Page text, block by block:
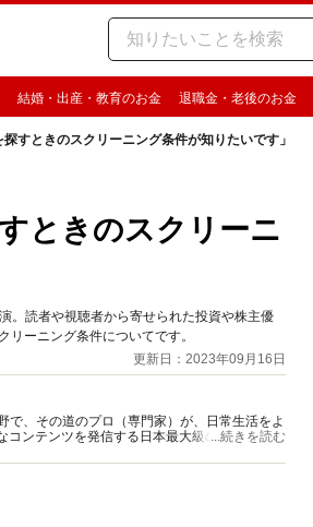
結婚・出産・教育のお金 退職金・老後のお金
すときのスクリーニング条件が知りたいです」
ときのスクリーニ
。読者や視聴者から寄せられた投資や株主優
ーニング条件についてです。
更新日：2023年09月16日
で、その道のプロ（専門家）が、日常生活をよ
コンテンツを発信する日本最大級の総合情報サ
...続きを読む